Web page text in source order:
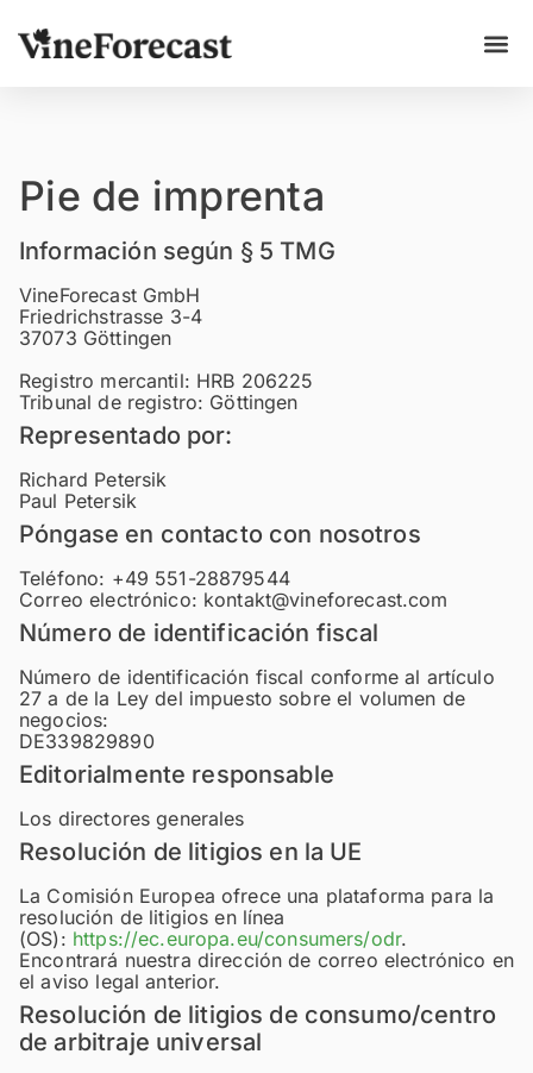
Pie de imprenta
Información según § 5 TMG
VineForecast GmbH
Friedrichstrasse 3-4
37073 Göttingen
Registro mercantil: HRB 206225
Tribunal de registro: Göttingen
Representado por:
Richard Petersik
Paul Petersik
Póngase en contacto con nosotros
Teléfono: +49 551-28879544
Correo electrónico: kontakt@vineforecast.com
Número de identificación fiscal
Número de identificación fiscal conforme al artículo
27 a de la Ley del impuesto sobre el volumen de
negocios:
DE339829890
Editorialmente responsable
Los directores generales
Resolución de litigios en la UE
La Comisión Europea ofrece una plataforma para la
resolución de litigios en línea
(OS): https://ec.europa.eu/consumers/odr.
Encontrará nuestra dirección de correo electrónico en
el aviso legal anterior.
Resolución de litigios de consumo/centro
de arbitraje universal